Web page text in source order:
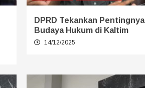
DPRD Tekankan Pentingnya
Budaya Hukum di Kaltim
14/12/2025